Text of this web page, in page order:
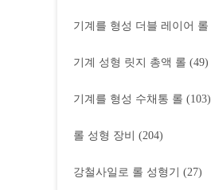
기계를 형성 더블 레이어 롤
기계 성형 릿지 총액 롤 (49)
기계를 형성 수채통 롤 (103)
롤 성형 장비 (204)
강철사일로 롤 성형기 (27)